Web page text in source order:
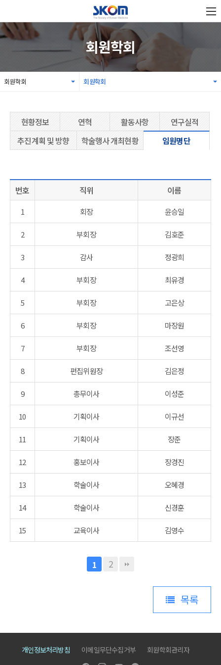
회원학회
회원학회 회원학회
현황정보 연혁 활동사항
연구실적
추진계획 및 방향
학술행사 개최현황 임원명단
번호 직위 이름
1 회장 윤승일
2 부회장 김호준
3 감사 정광희
4 부회장 최유경
5 부회장 고은상
6 부회장 마장원
7 부회장 조선영
8 편집위원장 김은정
9 총무이사 이성준
10 기획이사 이규선
11 기획이사 장준
12 홍보이사 장경진
13 학술이사 오혜경
14 학술이사 신경훈
15 교육이사 김영수
1 2
목록
개인정보처리방침 이메일무단수집거부 회원학회관리자